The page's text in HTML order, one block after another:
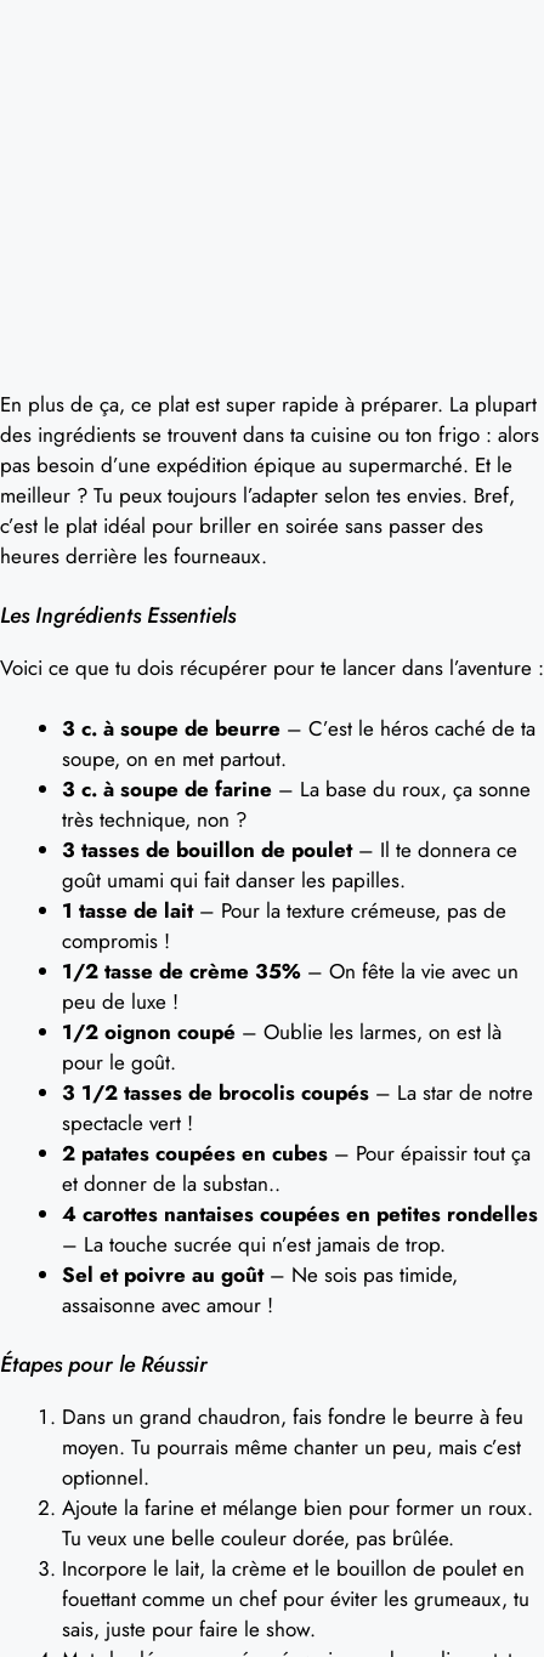
En plus de ça, ce plat est super rapide à préparer. La plupart
des ingrédients se trouvent dans ta cuisine ou ton frigo : alors
pas besoin d’une expédition épique au supermarché. Et le
meilleur ? Tu peux toujours l’adapter selon tes envies. Bref,
c’est le plat idéal pour briller en soirée sans passer des
heures derrière les fourneaux.
Les Ingrédients Essentiels
Voici ce que tu dois récupérer pour te lancer dans l’aventure :
3 c. à soupe de beurre – C’est le héros caché de ta
soupe, on en met partout.
3 c. à soupe de farine – La base du roux, ça sonne
très technique, non ?
3 tasses de bouillon de poulet– Il te donnera ce
goût umami qui fait danser les papilles.
1 tasse de lait– Pour la texture crémeuse, pas de
compromis !
1/2 tasse de crème 35% – On fête la vie avec un
peu de luxe !
1/2 oignon coupé – Oublie les larmes, on est là
pour le goût.
3 1/2 tasses de brocolis coupés – La star de notre
spectacle vert !
2 patates coupées en cubes – Pour épaissir tout ça
et donner de la substan..
4 carottes nantaises coupées en petites rondelles
– La touche sucrée qui n’est jamais de trop.
Sel et poivre au goût– Ne sois pas timide,
assaisonne avec amour !
Étapes pour le Réussir
Dans un grand chaudron, fais fondre le beurre à feu
moyen. Tu pourrais même chanter un peu, mais c’est
optionnel.
Ajoute la farine et mélange bien pour former un roux.
Tu veux une belle couleur dorée, pas brûlée.
Incorpore le lait, la crème et le bouillon de poulet en
fouettant comme un chef pour éviter les grumeaux, tu
sais, juste pour faire le show.